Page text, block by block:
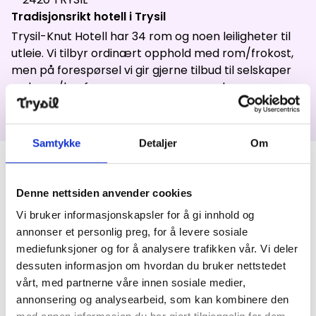
Samtykke Detaljer Om
Denne nettsiden anvender cookies
Vi bruker informasjonskapsler for å gi innhold og
annonser et personlig preg, for å levere sosiale
mediefunksjoner og for å analysere trafikken vår. Vi deler
dessuten informasjon om hvordan du bruker nettstedet
vårt, med partnerne våre innen sosiale medier,
annonsering og analysearbeid, som kan kombinere den
Aktuelt
Topp:6,0m/s
11°C
Dal:3,0m/s
13°C
Åpne heiser:0/41 Åpne løyper:0/70
Vær- og føredata er levert av fnugg
NRK
Tradisjonsrikt hotell i Trysil
Trysil-Knut Hotell har 34 rom og noen leiligheter til
utleie. Vi tilbyr ordinært opphold med rom/frokost,
men på forespørsel vi gir gjerne tilbud til selskaper
og kurs-/konferansegrupper som ønsker
helpensjon. Leilighetene leies ut på
selvhusholdsbasis.
Produkter
Trysil-Knut Hotell